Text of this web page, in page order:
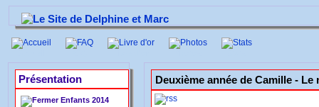
Présentation
Enfants 2014
Deuxième année de Camille - Le